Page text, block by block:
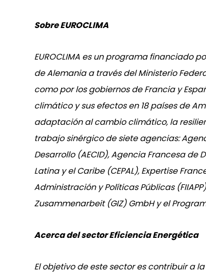
Sobre EUROCLIMA
EUROCLIMA es un programa financiado
de Alemania a través del Ministerio
como por los gobiernos de Francia y
climático y sus efectos en 18 países de
adaptación al cambio climático, la
trabajo sinérgico de siete agencias:
Desarrollo (AECID), Agencia Francesa de
Latina y el Caribe (CEPAL), Expertise
Administración y Políticas Públicas
Zusammenarbeit (GIZ) GmbH y el
Acerca del sector Eficiencia Energética
El objetivo de este sector es contribuir a